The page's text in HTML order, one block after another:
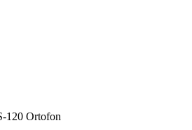
120 Ortofon